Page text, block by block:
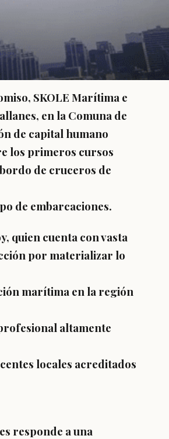
SKOLE Marítima e
en la Comuna de
de capital humano
los primeros cursos
de cruceros de
de embarcaciones.
quien cuenta con vasta
por materializar lo
marítima en la región
altamente
locales acreditados
responde a una